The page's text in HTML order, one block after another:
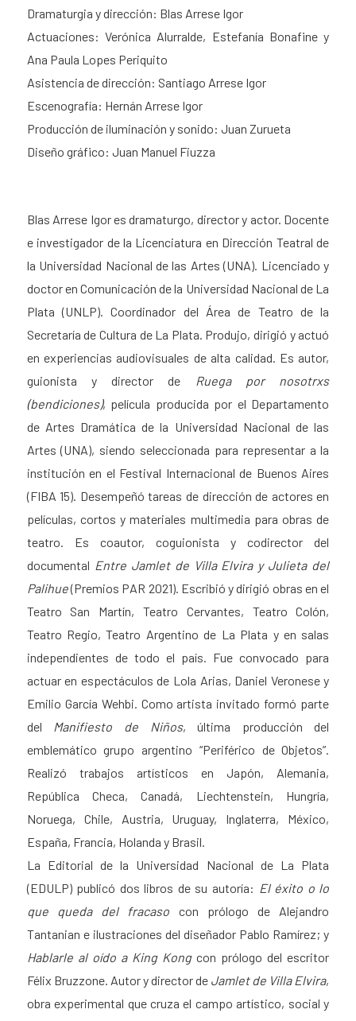
Dramaturgia y dirección: Blas Arrese Igor
Actuaciones: Verónica Alurralde, Estefanía Bonafine y
Ana Paula Lopes Periquito
Asistencia de dirección: Santiago Arrese Igor
Escenografía: Hernán Arrese Igor
Producción de iluminación y sonido: Juan Zurueta
Diseño gráfico: Juan Manuel Fiuzza
Blas Arrese Igor es dramaturgo, director y actor. Docente
e investigador de la Licenciatura en Dirección Teatral de
la Universidad Nacional de las Artes (UNA). Licenciado y
doctor en Comunicación de la Universidad Nacional de La
Plata (UNLP). Coordinador del Área de Teatro de la
Secretaría de Cultura de La Plata. Produjo, dirigió y actuó
en experiencias audiovisuales de alta calidad. Es autor,
guionista y director de Ruega por nosotrxs
(bendiciones), película producida por el Departamento
de Artes Dramática de la Universidad Nacional de las
Artes (UNA), siendo seleccionada para representar a la
institución en el Festival Internacional de Buenos Aires
(FIBA 15). Desempeñó tareas de dirección de actores en
películas, cortos y materiales multimedia para obras de
teatro. Es coautor, coguionista y codirector del
documental Entre Jamlet de Villa Elvira y Julieta del
Palihue(Premios PAR 2021). Escribió y dirigió obras en el
Teatro San Martín, Teatro Cervantes, Teatro Colón,
Teatro Regio, Teatro Argentino de La Plata y en salas
independientes de todo el país. Fue convocado para
actuar en espectáculos de Lola Arias, Daniel Veronese y
Emilio García Wehbi. Como artista invitado formó parte
del Manifiesto de Niños, última producción del
emblemático grupo argentino “Periférico de Objetos”.
Realizó trabajos artísticos en Japón, Alemania,
República Checa, Canadá, Liechtenstein, Hungría,
Noruega, Chile, Austria, Uruguay, Inglaterra, México,
España, Francia, Holanda y Brasil.
La Editorial de la Universidad Nacional de La Plata
(EDULP) publicó dos libros de su autoría: El éxito o lo
que queda del fracaso con prólogo de Alejandro
Tantanian e ilustraciones del diseñador Pablo Ramírez; y
Hablarle al oído a King Kongcon prólogo del escritor
Félix Bruzzone. Autor y director de Jamlet de Villa Elvira,
obra experimental que cruza el campo artístico, social y